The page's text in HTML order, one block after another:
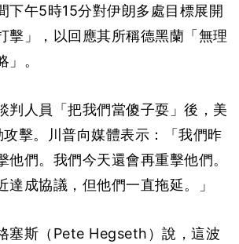
下午5時15分對伊朗多處目標展開
擊」，以回應其所稱德黑蘭「無理
」。
判人員「把我們當傻子耍」後，美
擊。川普向媒體表示：「我們昨
他們。我們今天還會再重擊他們。
達成協議，但他們一直拖延。」
塞斯（Pete Hegseth）說，這波